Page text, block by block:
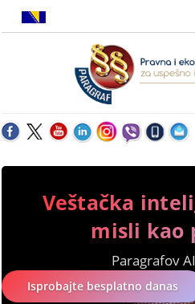
Veštačka
misli kao
Paragrafov
Isprobajte besplatno danas